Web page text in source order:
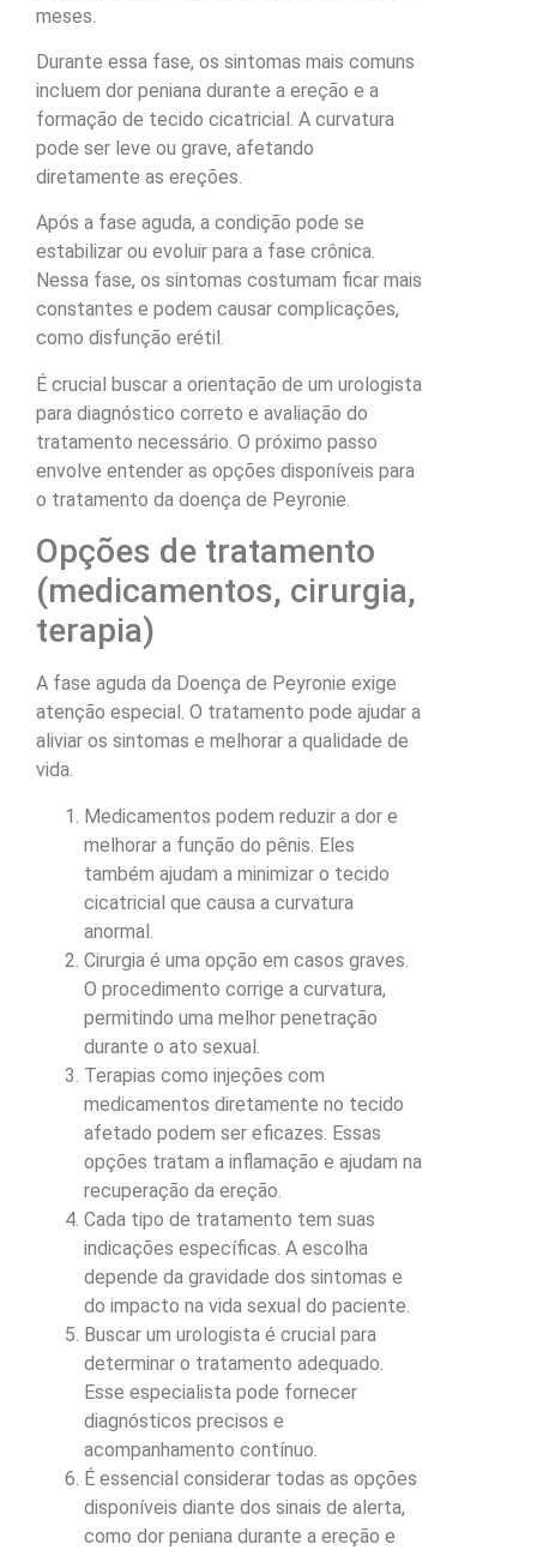
meses.
Durante essa fase, os sintomas mais comuns
incluem dor peniana durante a ereção e a
formação de tecido cicatricial. A curvatura
pode ser leve ou grave, afetando
diretamente as ereções.
Após a fase aguda, a condição pode se
estabilizar ou evoluir para a fase crônica.
Nessa fase, os sintomas costumam ficar mais
constantes e podem causar complicações,
como disfunção erétil.
É crucial buscar a orientação de um urologista
para diagnóstico correto e avaliação do
tratamento necessário. O próximo passo
envolve entender as opções disponíveis para
o tratamento da doença de Peyronie.
Opções de tratamento
(medicamentos, cirurgia,
terapia)
A fase aguda da Doença de Peyronie exige
atenção especial. O tratamento pode ajudar a
aliviar os sintomas e melhorar a qualidade de
vida.
Medicamentos podem reduzir a dor e
melhorar a função do pênis. Eles
também ajudam a minimizar o tecido
cicatricial que causa a curvatura
anormal.
Cirurgia é uma opção em casos graves.
O procedimento corrige a curvatura,
permitindo uma melhor penetração
durante o ato sexual.
Terapias como injeções com
medicamentos diretamente no tecido
afetado podem ser eficazes. Essas
opções tratam a inflamação e ajudam na
recuperação da ereção.
Cada tipo de tratamento tem suas
indicações específicas. A escolha
depende da gravidade dos sintomas e
do impacto na vida sexual do paciente.
Buscar um urologista é crucial para
determinar o tratamento adequado.
Esse especialista pode fornecer
diagnósticos precisos e
acompanhamento contínuo.
É essencial considerar todas as opções
disponíveis diante dos sinais de alerta,
como dor peniana durante a ereção e